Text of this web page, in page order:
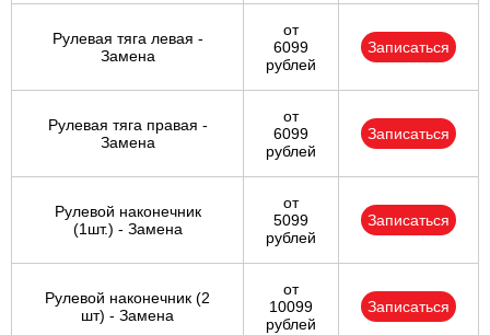
Рулевая тяга левая -
Замена
от
6099
рублей
Записаться
Рулевая тяга правая -
Замена
от
6099
рублей
Записаться
Рулевой наконечник
(1шт.) - Замена
от
5099
рублей
Записаться
Рулевой наконечник (2
шт) - Замена
от
10099
рублей
Записаться